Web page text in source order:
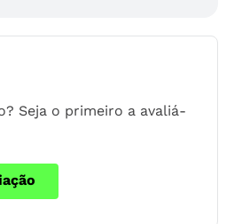
Seja o primeiro a avaliá-